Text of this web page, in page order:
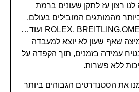
רצון עז לתקן שעונים ברמת
מהמותגים המובילים בעולם,
כמו ROLEX, BREITLING,OMEGA CARTIER ועוד…
שאף שעון לא יוצא למעבדה
עמידה בזמנים, תוך הקפדה על
ללא פשרות.
את הסטנדרטים הגבוהים ביותר